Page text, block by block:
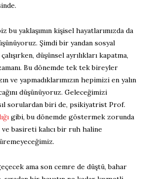
yaklaşımın kişisel hayatlarımızda da
Şimdi bir yandan sosyal
düşünsel ayrılıkları kapatma,
Bu dönemde tek tek bireyler
ve yapmadıklarımızın hepimizi en yalın
düşünüyoruz. Geleceğimizi
sorulardan biri de, psikiyatrist Prof.
gibi, bu dönemde göstermek zorunda
basireti kalıcı bir ruh haline
ama son cemre de düştü, bahar